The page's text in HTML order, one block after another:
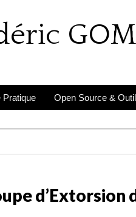
Pratique Open Source &
d’Extorsion